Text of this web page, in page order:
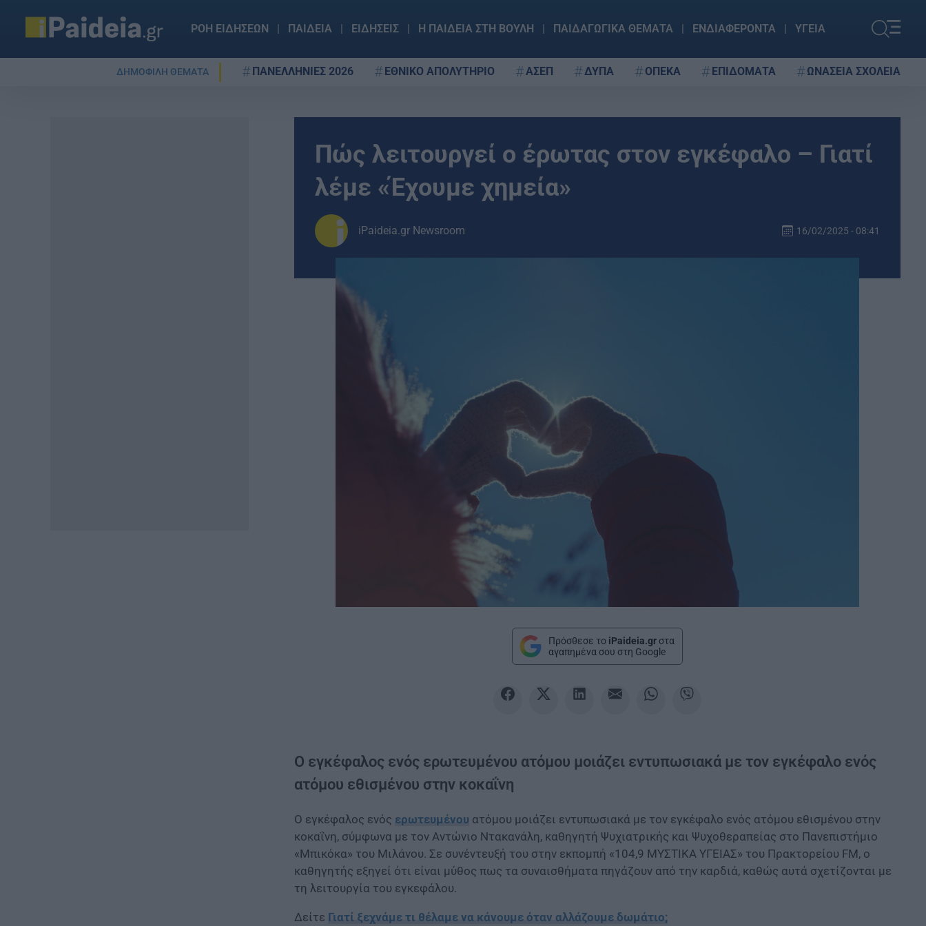
ΡΟΗ ΕΙΔΗΣΕΩΝ ΠΑΙΔΕΙΑ ΕΙΔΗΣΕΙΣ Η ΠΑΙΔΕΙΑ ΣΤΗ ΒΟΥΛΗ ΠΑΙΔΑΓΩΓΙΚΑ ΘΕΜΑΤΑ ΕΝΔΙΑΦΕΡΟΝΤΑ ΥΓΕΙΑ
ΔΗΜΟΦΙΛΗ ΘΕΜΑΤΑ ΠΑΝΕΛΛΗΝΙΕΣ 2026 ΕΘΝΙΚΟ ΑΠΟΛΥΤΗΡΙΟ ΑΣΕΠ ΔΥΠΑ ΟΠΕΚΑ ΕΠΙΔΟΜΑΤΑ ΩΝΑΣΕΙΑ ΣΧΟΛΕΙΑ
Πώς λειτουργεί ο έρωτας στον εγκέφαλο – Γιατί
λέμε «Έχουμε χημεία»
iPaideia.gr Newsroom 16/02/2025 - 08:41
Πρόσθεσε το iPaideia.gr στα
αγαπημένα σου στη Google
Ο εγκέφαλος ενός ερωτευμένου ατόμου μοιάζει εντυπωσιακά με τον εγκέφαλο ενός
ατόμου εθισμένου στην κοκαΐνη
Ο εγκέφαλος ενός ερωτευμένου ατόμου μοιάζει εντυπωσιακά με τον εγκέφαλο ενός ατόμου εθισμένου στην
κοκαΐνη, σύμφωνα με τον Αντώνιο Ντακανάλη, καθηγητή Ψυχιατρικής και Ψυχοθεραπείας στο Πανεπιστήμιο
«Μπικόκα» του Μιλάνου. Σε συνέντευξή του στην εκπομπή «104,9 ΜΥΣΤΙΚΑ ΥΓΕΙΑΣ» του Πρακτορείου FM, ο
καθηγητής εξηγεί ότι είναι μύθος πως τα συναισθήματα πηγάζουν από την καρδιά, καθώς αυτά σχετίζονται με
τη λειτουργία του εγκεφάλου.
Δείτε Γιατί ξεχνάμε τι θέλαμε να κάνουμε όταν αλλάζουμε δωμάτιο;